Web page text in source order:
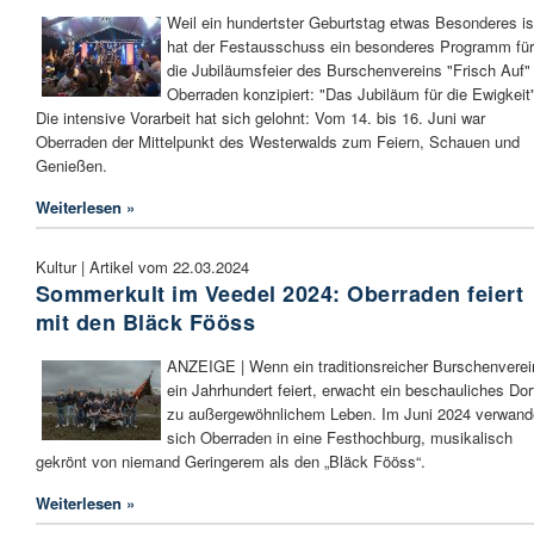
Weil ein hundertster Geburtstag etwas Besonderes
hat der Festausschuss ein besonderes Programm für
die Jubiläumsfeier des Burschenvereins "Frisch Auf"
Oberraden konzipiert: "Das Jubiläum für die
Die intensive Vorarbeit hat sich gelohnt: Vom 14. bis 16. Juni war
Oberraden der Mittelpunkt des Westerwalds zum Feiern, Schauen und
Genießen.
Weiterlesen »
Kultur | Artikel vom 22.03.2024
Sommerkult im Veedel 2024: Oberraden feiert
mit den Bläck Fööss
ANZEIGE | Wenn ein traditionsreicher
ein Jahrhundert feiert, erwacht ein beschauliches
zu außergewöhnlichem Leben. Im Juni 2024
sich Oberraden in eine Festhochburg, musikalisch
gekrönt von niemand Geringerem als den „Bläck Fööss“.
Weiterlesen »